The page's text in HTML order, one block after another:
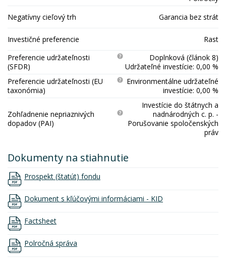
Negatívny cieľový trh
Garancia bez strát
Investičné preferencie
Rast
Preferencie udržateľnosti
(SFDR)
Doplnková (článok 8)
Udržateľné investície: 0,00 %
Preferencie udržateľnosti (EU
taxonómia)
Environmentálne udržateľné
investície: 0,00 %
Zohľadnenie nepriaznivých
dopadov (PAI)
Investície do štátnych a
nadnárodných c. p. -
Porušovanie spoločenských
práv
Dokumenty na stiahnutie
Prospekt (štatút) fondu
Dokument s kľúčovými informáciami - KID
Factsheet
Polročná správa